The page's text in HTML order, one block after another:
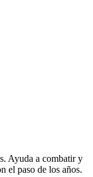
Ayuda a combatir y
el paso de los años.